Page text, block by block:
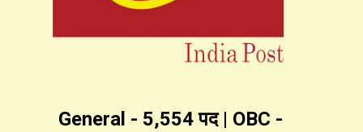
General - 5,554 पद | OBC -